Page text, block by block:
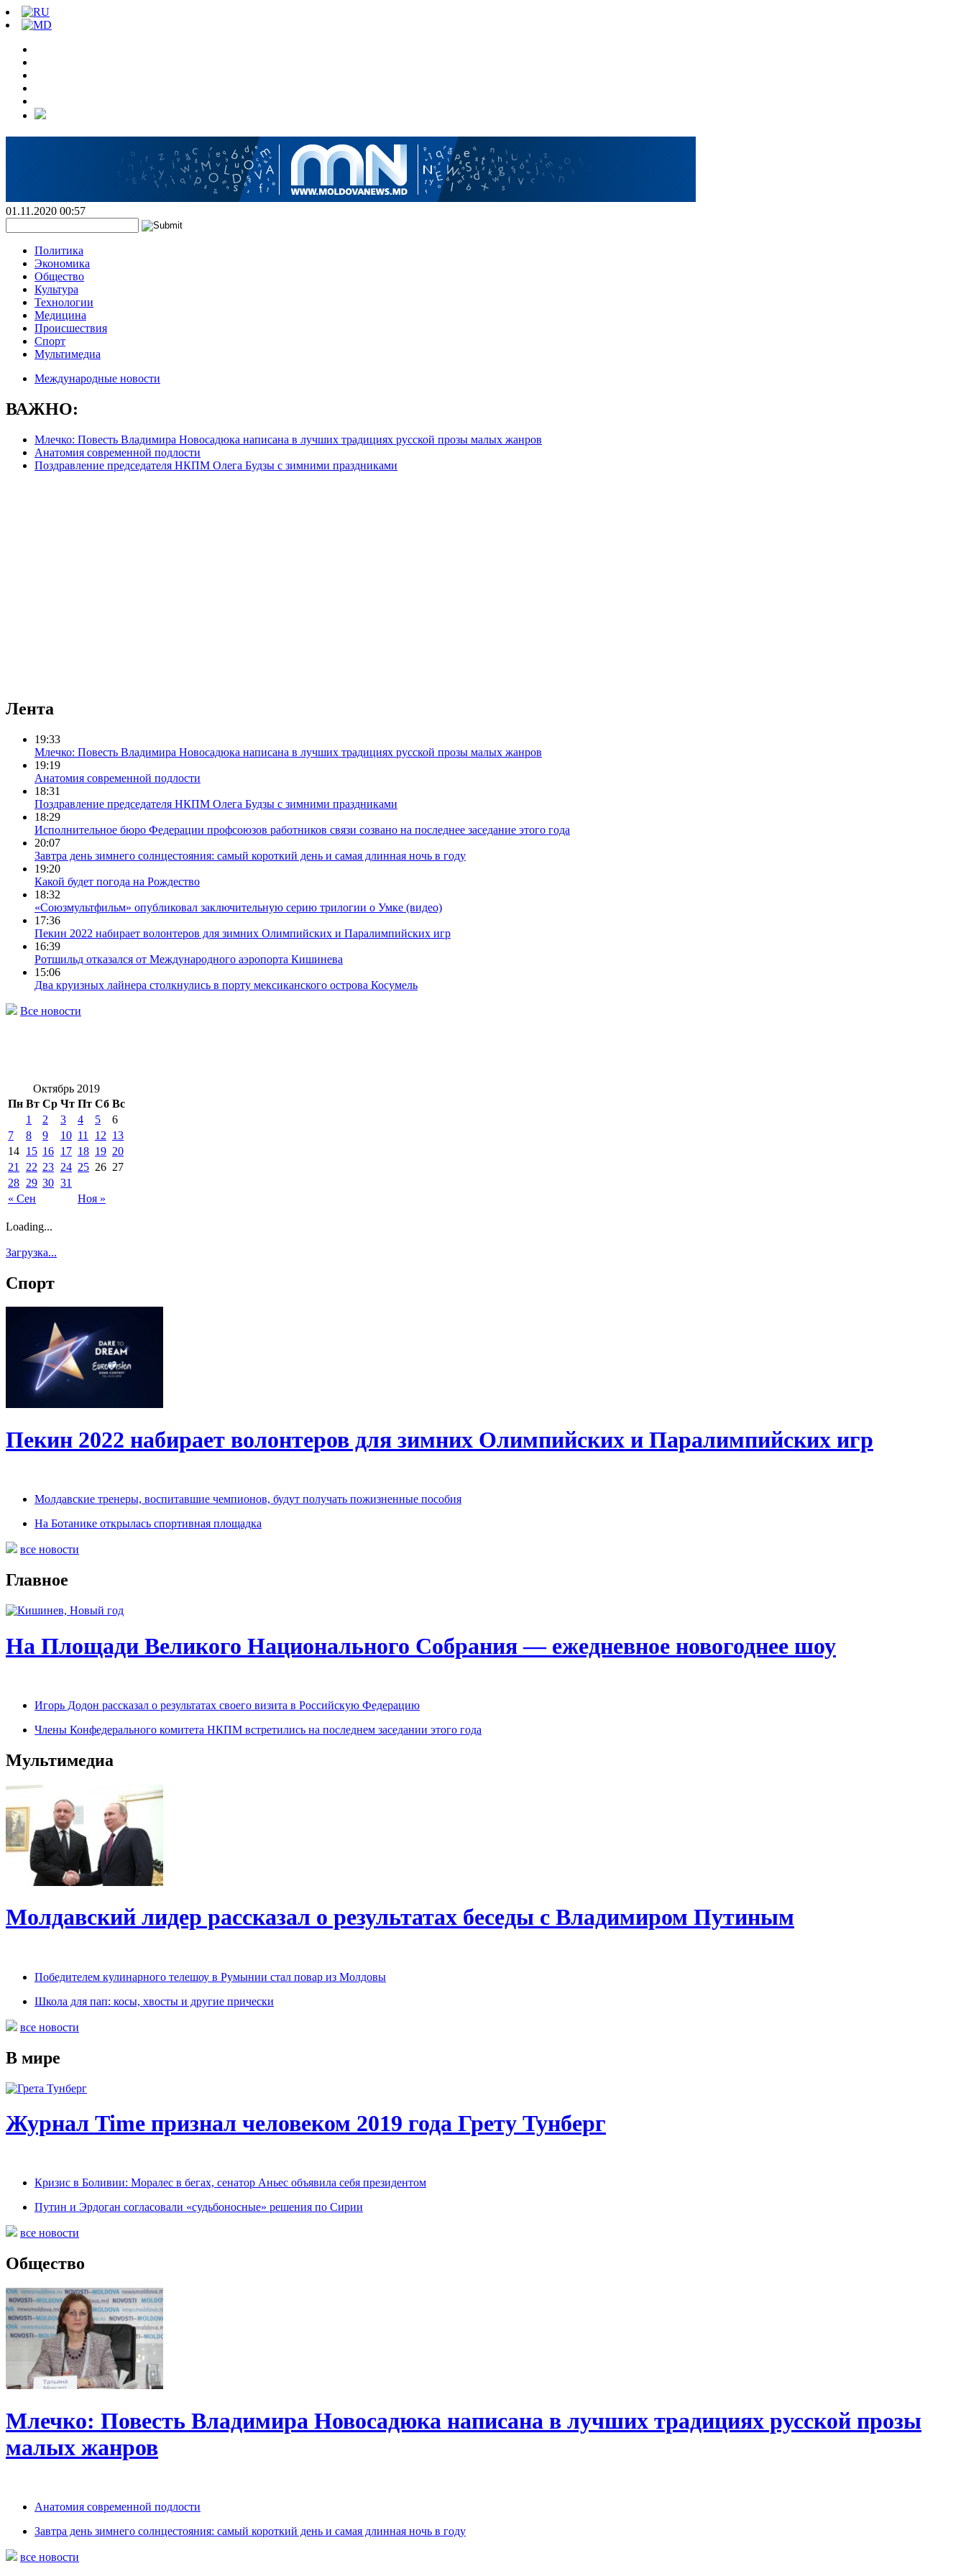
01.11.2020 00:57
Политика
Экономика
Общество
Культура
Технологии
Медицина
Происшествия
Спорт
Мультимедиа
Международные новости
ВАЖНО:
Млечко: Повесть Владимира Новосадюка написана в лучших традициях русской прозы малых жанров
Анатомия современной подлости
Поздравление председателя НКПМ Олега Будзы с зимними праздниками
Лента
19:33
Млечко: Повесть Владимира Новосадюка написана в лучших традициях русской прозы малых жанров
19:19
Анатомия современной подлости
18:31
Поздравление председателя НКПМ Олега Будзы с зимними праздниками
18:29
Исполнительное бюро Федерации профсоюзов работников связи созвано на последнее заседание этого года
20:07
Завтра день зимнего солнцестояния: самый короткий день и самая длинная ночь в году
19:20
Какой будет погода на Рождество
18:32
«Союзмультфильм» опубликовал заключительную серию трилогии о Умке (видео)
17:36
Пекин 2022 набирает волонтеров для зимних Олимпийских и Паралимпийских игр
16:39
Ротшильд отказался от Международного аэропорта Кишинева
15:06
Два круизных лайнера столкнулись в порту мексиканского острова Косумель
Все новости
Октябрь 2019
Пн Вт Ср Чт Пт Сб Вс
« Сен Ноя »
1 2 3 4 5
6
7
8 9 10 11 12 13
14 15 16 17 18 19 20
21
22 23 24 25 26 27
28 29 30 31
Loading...
Загрузка...
Спорт
Пекин 2022 набирает волонтеров для зимних Олимпийских и Паралимпийских игр
Молдавские тренеры, воспитавшие чемпионов, будут получать пожизненные пособия
На Ботанике открылась спортивная площадка
все новости
Главное
На Площади Великого Национального Собрания — ежедневное новогоднее шоу
Игорь Додон рассказал о результатах своего визита в Российскую Федерацию
Члены Конфедерального комитета НКПМ встретились на последнем заседании этого года
Мультимедиа
Молдавский лидер рассказал о результатах беседы с Владимиром Путиным
Победителем кулинарного телешоу в Румынии стал повар из Молдовы
Школа для пап: косы, хвосты и другие прически
все новости
В мире
Журнал Time признал человеком 2019 года Грету Тунберг
Кризис в Боливии: Моралес в бегах, сенатор Аньес объявила себя президентом
Путин и Эрдоган согласовали «судьбоносные» решения по Сирии
все новости
Общество
Млечко: Повесть Владимира Новосадюка написана в лучших традициях русской прозы
малых жанров
Анатомия современной подлости
Завтра день зимнего солнцестояния: самый короткий день и самая длинная ночь в году
все новости